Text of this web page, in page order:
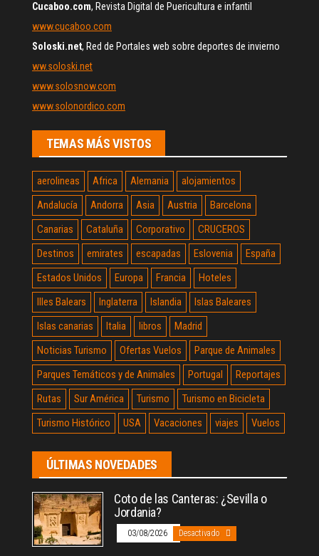
Cucaboo.com, Revista Digital de Puericultura e infantil
www.cucaboo.com
Soloski.net, Red de Portales web sobre deportes de invierno
ww.soloski.net
www.solosnow.com
www.solonordico.com
TEMAS MÁS VISTOS
aerolineas Africa Alemania
alojamientos
Andalucía
Andorra Asia Austria
Barcelona
Canarias
Cataluña Corporativo
CRUCEROS
Destinos
emirates escapadas Eslovenia
España
Estados Unidos
Europa Francia
Hoteles
Illes Balears
Inglaterra Islandia
Islas Baleares
Islas canarias
Italia libros
Madrid
Noticias Turismo
Ofertas Vuelos
Parque de Animales
Parques Temáticos y de Animales
Portugal
Reportajes
Rutas
Sur América Turismo
Turismo en Bicicleta
Turismo Histórico
USA Vacaciones viajes Vuelos
ÚLTIMAS NOVEDADES
Coto de las Canteras: ¿Sevilla o
Jordania?
03/08/2026 Desactivado